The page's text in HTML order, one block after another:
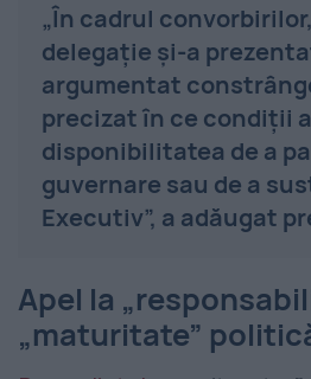
„În cadrul
delegaţie şi-a
argumentat
precizat în ce condiţii
disponibilitatea de a
guvernare sau de a
Executiv”, a adăugat
Apel la
„maturitate”